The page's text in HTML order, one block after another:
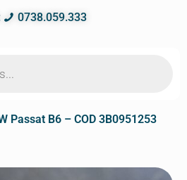
0738.059.333
Passat B6 – COD 3B0951253